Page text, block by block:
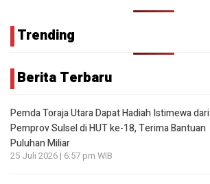
Trending
Berita Terbaru
Pemda Toraja Utara Dapat Hadiah Istimewa dari
Pemprov Sulsel di HUT ke-18, Terima Bantuan
Puluhan Miliar
25 Juli 2026 | 6:57 pm WIB